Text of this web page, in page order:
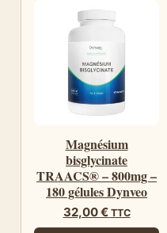
Magnésium
bisglycinate
TRAACS® – 800mg –
180 gélules Dynveo
32,00€ TTC